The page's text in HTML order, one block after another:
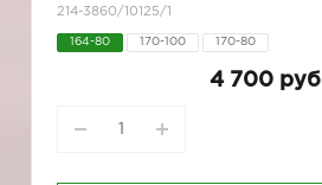
214-3860/10125/1
164-80 170-100 170-80
4 700 руб